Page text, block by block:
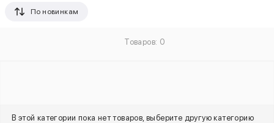
По новинкам
Товаров: 0
В этой категории пока нет товаров, выберите другую категорию